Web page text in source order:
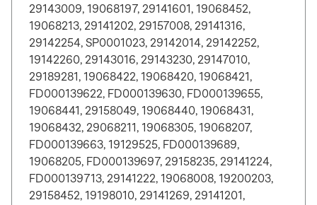
29143009, 19068197, 29141601, 19068452,
19068213, 29141202, 29157008, 29141316,
29142254, SP0001023, 29142014, 29142252,
19142260, 29143016, 29143230, 29147010,
29189281, 19068422, 19068420, 19068421,
FD000139622, FD000139630, FD000139655,
19068441, 29158049, 19068440, 19068431,
19068432, 29068211, 19068305, 19068207,
FD000139663, 19129525, FD000139689,
19068205, FD000139697, 29158235, 29141224,
FD000139713, 29141222, 19068008, 19200203,
29158452, 19198010, 29141269, 29141201,